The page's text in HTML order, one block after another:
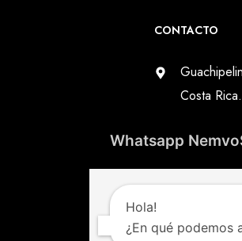
CONTACTO
Costa Rica.
Whatsapp
Hola!
¿En qué podemos